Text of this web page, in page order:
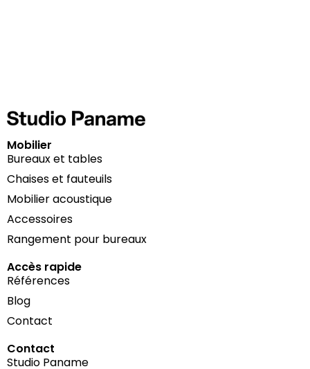
Mobilier
Bureaux et tables
Chaises et fauteuils
Mobilier acoustique
Accessoires
Rangement pour bureaux
Accès rapide
Références
Blog
Contact
Contact
Studio Paname